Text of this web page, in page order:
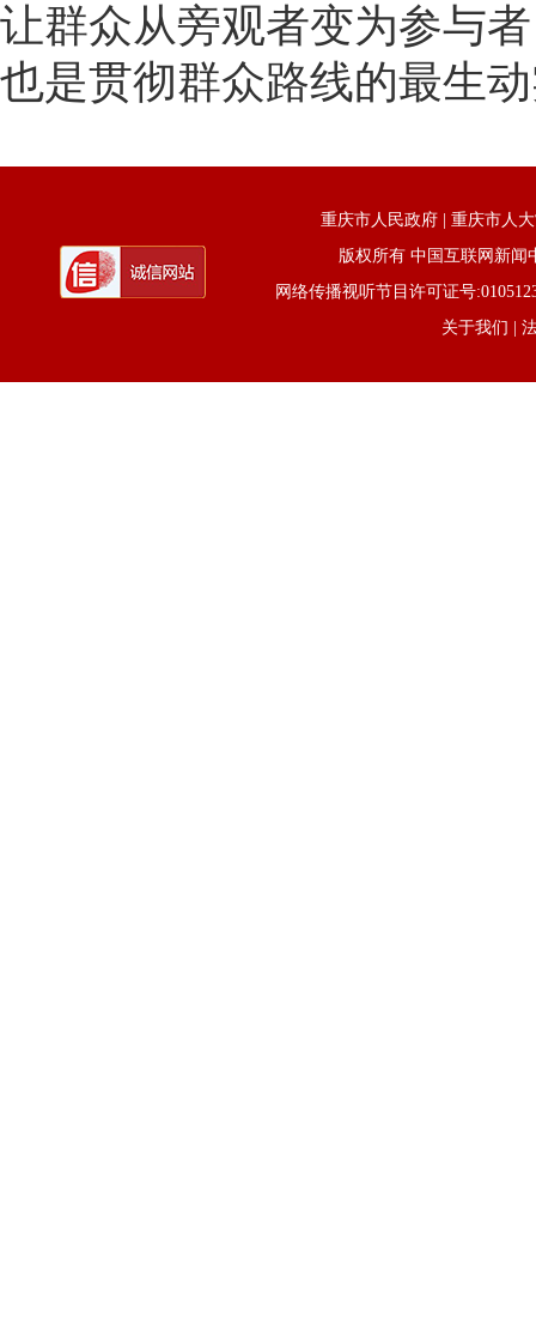
让群众从旁观者变为参与
也是贯彻群众路线的最生
重庆市人民政府
重庆市人
版权所有 中国互联网新闻
网络传播视听节目许可证号
关于我们 |